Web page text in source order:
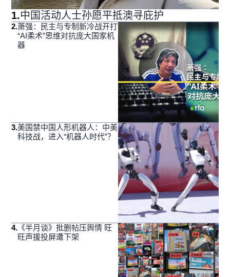
1.中国活动人士孙愿平抵澳寻庇护
2.萧强：民主与专制新冷战开打
“AI柔术”思维对抗庞大国家机
器
3.美国禁中国人形机器人：中美
科技战，进入“机器人时代”？
4. 《半月谈》批删帖压舆情 旺
旺声援投屏遭下架